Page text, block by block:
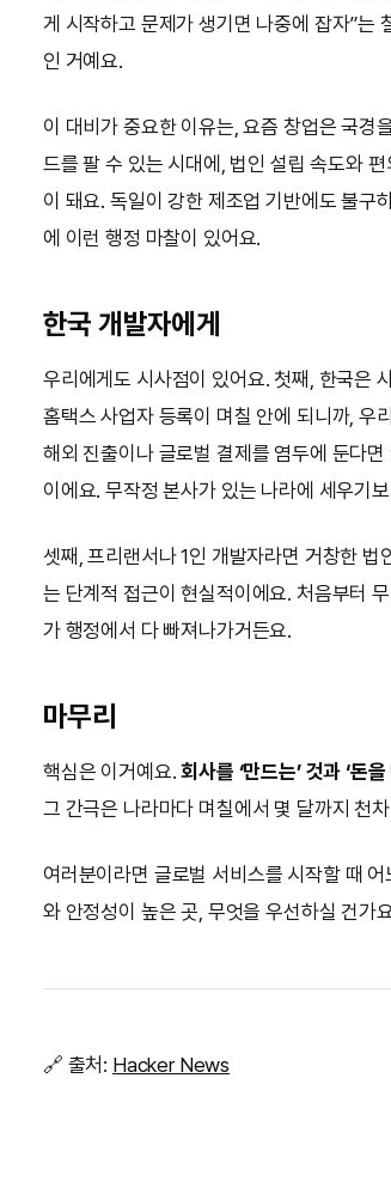
게 시작하고 문제가 생기면 나중에 잡자”는
인 거예요.
이 대비가 중요한 이유는, 요즘 창업은 국경
드를 팔 수 있는 시대에, 법인 설립 속도와
이 돼요. 독일이 강한 제조업 기반에도 불구
에 이런 행정 마찰이 있어요.
한국 개발자에게
우리에게도 시사점이 있어요. 첫째, 한국은
홈택스 사업자 등록이 며칠 안에 되니까, 우
해외 진출이나 글로벌 결제를 염두에 둔다
이에요. 무작정 본사가 있는 나라에 세우기
셋째, 프리랜서나 1인 개발자라면 거창한
는 단계적 접근이 현실적이에요. 처음부터
가 행정에서 다 빠져나가거든요.
마무리
핵심은 이거예요.회사를 ‘만드는’ 것과 ‘돈
그 간극은 나라마다 며칠에서 몇 달까지 천
여러분이라면 글로벌 서비스를 시작할 때
와 안정성이 높은 곳, 무엇을 우선하실 건가
🔗 출처: Hacker News